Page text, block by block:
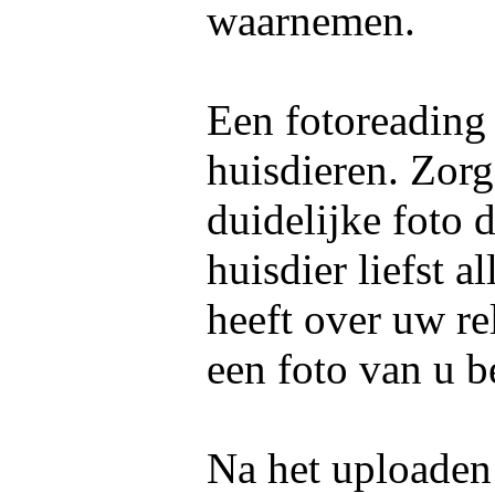
waarnemen.
Een
huisdieren.
duidelijke foto
huisdier liefst
heeft over uw
een foto van u
Na het